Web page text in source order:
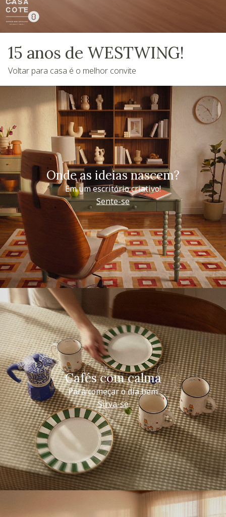
15 anos de WESTWING!
Voltar para casa é o melhor convite
Onde as ideias nascem?
Em um escritório criativo!
Sente-se
Cafés com calma
Para começar o dia bem
Sirva-se